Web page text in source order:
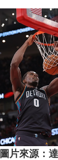
片來源：